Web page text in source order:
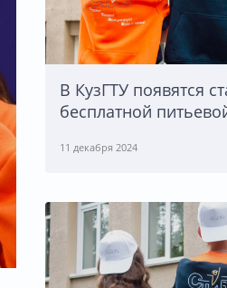
В КузГТУ появятся
бесплатной
11 декабря 2024